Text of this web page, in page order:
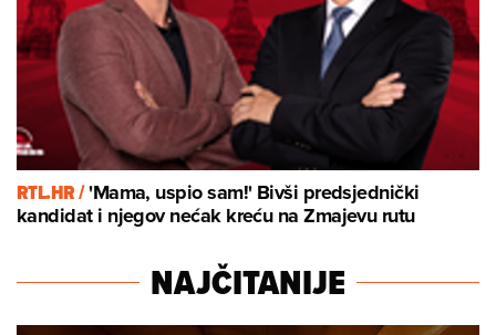
RTL.HR /'Mama, uspio sam!' Bivši predsjednički
kandidat i njegov nećak kreću na Zmajevu rutu
NAJČITANIJE